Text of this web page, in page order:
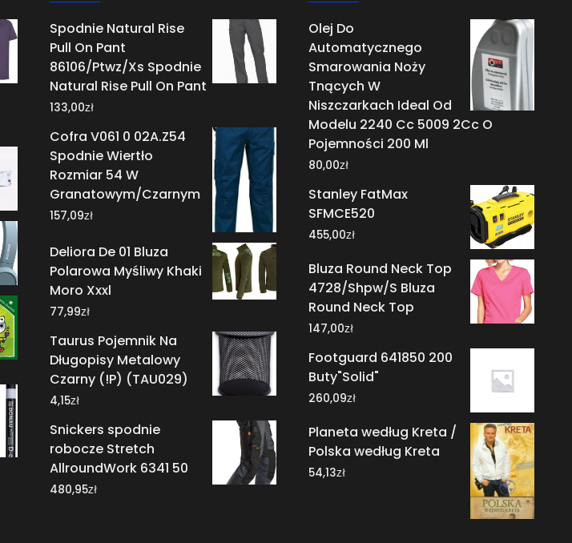
Spodnie Natural Rise
Pull On Pant
86106/Ptwz/Xs Spodnie
Natural Rise Pull On Pant
133,00zł
Cofra V061 0 02A.Z54
Spodnie Wiertło
Rozmiar 54 W
Granatowym/Czarnym
157,09zł
Deliora De 01 Bluza
Polarowa Myśliwy Khaki
Moro Xxxl
77,99zł
Taurus Pojemnik Na
Długopisy Metalowy
Czarny (!P) (TAU029)
4,15zł
Snickers spodnie
robocze Stretch
AllroundWork 6341 50
480,95zł
Olej Do
Automatycznego
Smarowania Noży
Tnących W
Niszczarkach Ideal Od
Modelu 2240 Cc 5009 2Cc O
Pojemności 200 Ml
80,00zł
Stanley FatMax
SFMCE520
455,00zł
Bluza Round Neck Top
4728/Shpw/S Bluza
Round Neck Top
147,00zł
Footguard 641850 200
Buty"Solid"
260,09zł
Planeta według Kreta /
Polska według Kreta
54,13zł